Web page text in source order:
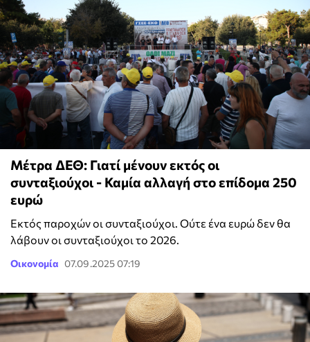
Μέτρα ΔΕΘ: Γιατί μένουν εκτός οι
συνταξιούχοι - Καμία αλλαγή στο επίδομα 250
ευρώ
Εκτός παροχών οι συνταξιούχοι. Ούτε ένα ευρώ δεν θα
λάβουν οι συνταξιούχοι το 2026.
Οικονομία 07.09.2025 07:19